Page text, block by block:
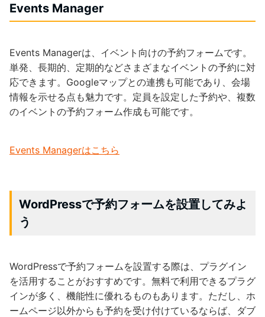
Events Manager
Events Managerは、イベント向けの予約フォームです。
単発、長期的、定期的などさまざまなイベントの予約に対
応できます。Googleマップとの連携も可能であり、会場
情報を示せる点も魅力です。定員を設定した予約や、複数
のイベントの予約フォーム作成も可能です。
Events Managerはこちら
WordPressで予約フォームを設置してみよ
う
WordPressで予約フォームを設置する際は、プラグイン
を活用することがおすすめです。無料で利用できるプラグ
インが多く、機能性に優れるものもあります。ただし、ホ
ームページ以外からも予約を受け付けているならば、ダブ